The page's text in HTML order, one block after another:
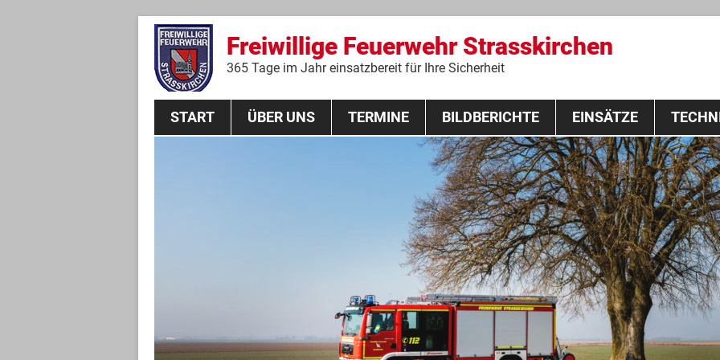
Freiwillige Feuerwehr Strasskirchen
365 Tage im Jahr einsatzbereit für Ihre Sicherheit
Zum
springen
START ÜBER UNS TERMINE
THL Lehrgang 2020
BILDBERICHTE EINSÄTZE
Fahrzeuge
Ausrüstung